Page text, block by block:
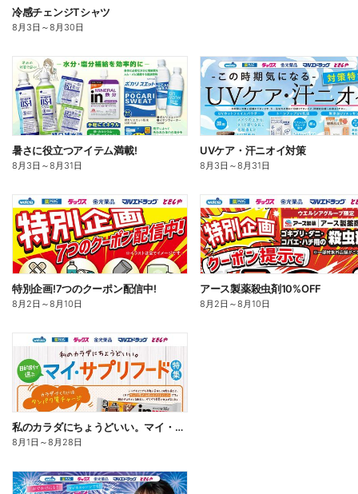
冷感チェンジTシャツ
8月3日 ～8月30日
暑さに役立つアイテム満載!
8月3日 ～8月31日
UVケア・汗ニオイ対策
8月3日 ～8月31日
特別企画!7つのクーポン配信中!
8月2日 ～8月10日
アース製薬殺虫剤10%OFF
8月2日 ～8月10日
私のカラダにちょうどいい。マイ・サプリフード
8月1日 ～8月28日